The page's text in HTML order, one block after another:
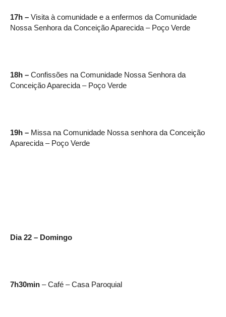
17h – Visita à comunidade e a enfermos da Comunidade
Nossa Senhora da Conceição Aparecida – Poço Verde
18h – Confissões na Comunidade Nossa Senhora da
Conceição Aparecida – Poço Verde
19h – Missa na Comunidade Nossa senhora da Conceição
Aparecida – Poço Verde
Dia 22 – Domingo
7h30min – Café – Casa Paroquial